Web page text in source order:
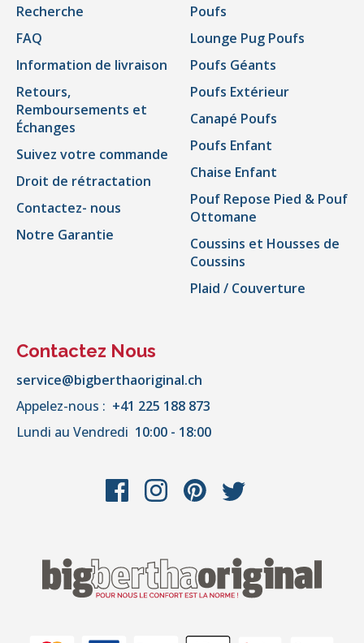
Recherche
FAQ
Information de livraison
Retours,
Remboursements et
Échanges
Suivez votre commande
Droit de rétractation
Contactez- nous
Notre Garantie
Poufs
Lounge Pug Poufs
Poufs Géants
Poufs Extérieur
Canapé Poufs
Poufs Enfant
Chaise Enfant
Pouf Repose Pied & Pouf
Ottomane
Coussins et Housses de
Coussins
Plaid / Couverture
Contactez Nous
service@bigberthaoriginal.ch
Appelez-nous : +41 225 188 873
Lundi au Vendredi 10:00 - 18:00